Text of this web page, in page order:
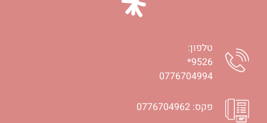
טלפון:
9526*
0776704994
פקס: 0776704962